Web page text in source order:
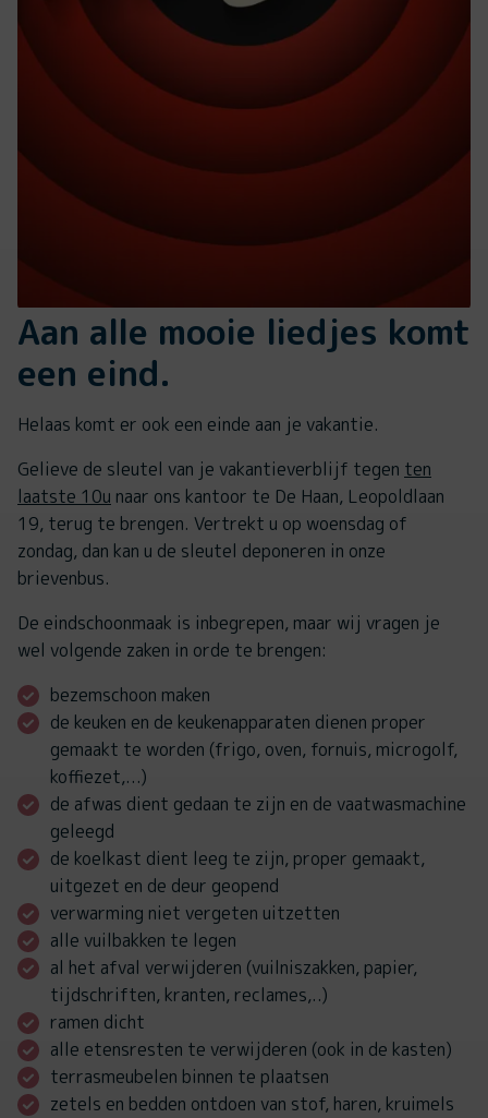
Aan alle mooie liedjes komt
een eind.
Helaas komt er ook een einde aan je vakantie.
Gelieve de sleutel van je vakantieverblijf tegen ten
laatste 10u naar ons kantoor te De Haan, Leopoldlaan
19, terug te brengen. Vertrekt u op woensdag of
zondag, dan kan u de sleutel deponeren in onze
brievenbus.
De eindschoonmaak is inbegrepen, maar wij vragen je
wel volgende zaken in orde te brengen:
bezemschoon maken
de keuken en de keukenapparaten dienen proper
gemaakt te worden (frigo, oven, fornuis, microgolf,
koffiezet,...)
de afwas dient gedaan te zijn en de vaatwasmachine
geleegd
de koelkast dient leeg te zijn, proper gemaakt,
uitgezet en de deur geopend
verwarming niet vergeten uitzetten
alle vuilbakken te legen
al het afval verwijderen (vuilniszakken, papier,
tijdschriften, kranten, reclames,..)
ramen dicht
alle etensresten te verwijderen (ook in de kasten)
terrasmeubelen binnen te plaatsen
zetels en bedden ontdoen van stof, haren, kruimels